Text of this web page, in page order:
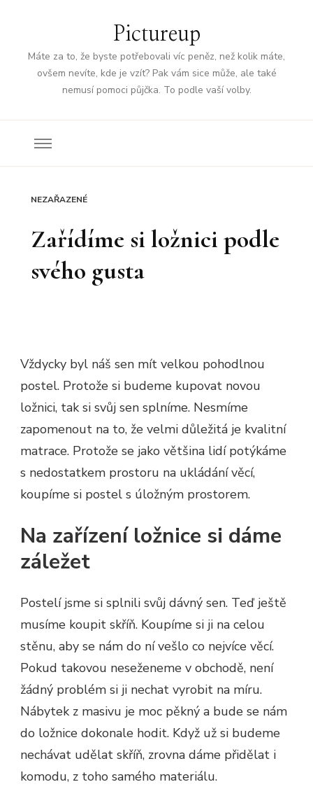
Pictureup
Máte za to, že byste potřebovali víc peněz, než kolik máte,
ovšem nevíte, kde je vzít? Pak vám sice může, ale také
nemusí pomoci půjčka. To podle vaší volby.
NEZAŘAZENÉ
Zařídíme si ložnici podle
svého gusta
Vždycky byl náš sen mít velkou pohodlnou
postel. Protože si budeme kupovat novou
ložnici, tak si svůj sen splníme. Nesmíme
zapomenout na to, že velmi důležitá je kvalitní
matrace. Protože se jako většina lidí potýkáme
s nedostatkem prostoru na ukládání věcí,
koupíme si postel s úložným prostorem.
Na zařízení ložnice si dáme
záležet
Postelí jsme si splnili svůj dávný sen. Teď ještě
musíme koupit skříň. Koupíme si ji na celou
stěnu, aby se nám do ní vešlo co nejvíce věcí.
Pokud takovou neseženeme v obchodě, není
žádný problém si ji nechat vyrobit na míru.
Nábytek z masivu je moc pěkný a bude se nám
do ložnice dokonale hodit. Když už si budeme
nechávat udělat skříň, zrovna dáme přidělat i
komodu, z toho samého materiálu.